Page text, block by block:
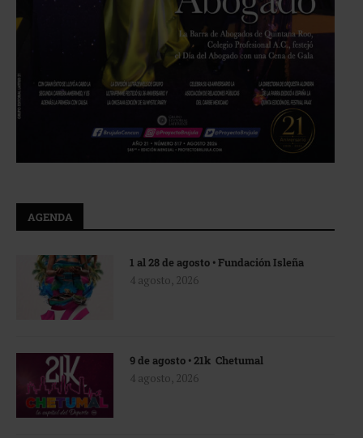
AGENDA
1 al 28 de agosto • Fundación Isleña
4 agosto, 2026
9 de agosto • 21k Chetumal
4 agosto, 2026